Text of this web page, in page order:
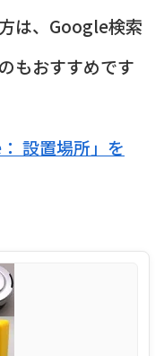
は、Google検索
もおすすめです
設置場所」を